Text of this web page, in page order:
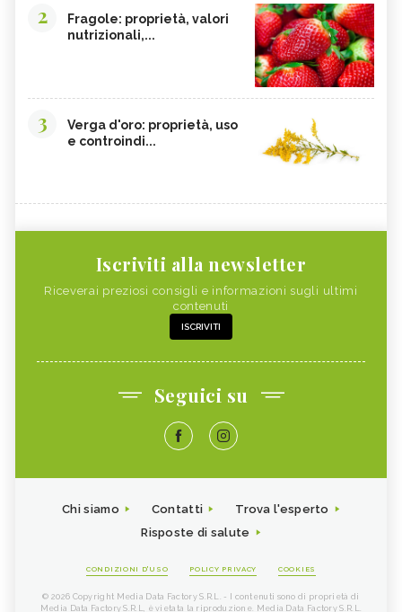
2
Fragole: proprietà, valori
nutrizionali,...
3
Verga d'oro: proprietà, uso
e controindi...
Iscriviti alla newsletter
Riceverai preziosi consigli e informazioni sugli ultimi
contenuti
ISCRIVITI
Seguici su
Chi siamo Contatti
Trova l'esperto
Risposte di salute
CONDIZIONI D'USO POLICY PRIVACY COOKIES
© 2026 Copyright Media Data Factory S.R.L. - I contenuti sono di proprietà di
Media Data Factory S.R.L, è vietata la riproduzione. Media Data Factory S.R.L.